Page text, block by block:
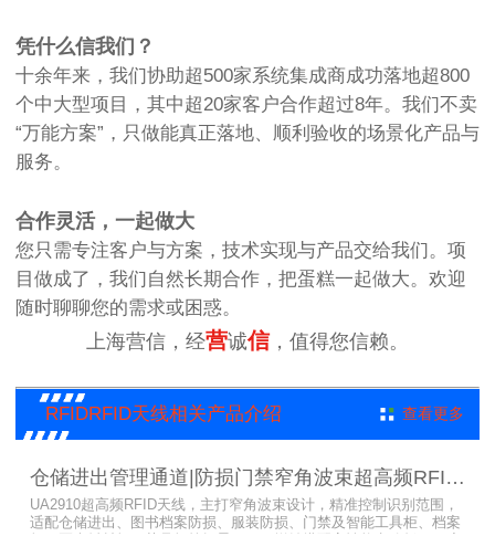
凭什么信我们？
十余年来，我们协助超500家系统集成商成功落地超800
个中大型项目，其中超20家客户合作超过8年。我们不卖
“万能方案”，只做能真正落地、顺利验收的场景化产品与
服务。
合作灵活，一起做大
您只需专注客户与方案，技术实现与产品交给我们。项
目做成了，我们自然长期合作，把蛋糕一起做大。欢迎
随时聊聊您的需求或困惑。
上海营信，经营诚信，值得您信赖。
RFIDRFID天线相关产品介绍 查看更多
仓储进出管理通道|防损门禁窄角波束超高频RFID天线UA2910
UA2910超高频RFID天线，主打窄角波束设计，精准控制识别范围，
适配仓储进出、图书档案防损、服装防损、门禁及智能工具柜、档案